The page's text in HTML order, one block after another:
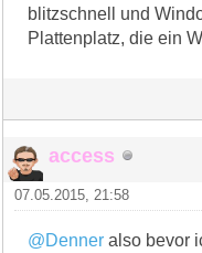
blitzschnell und
Plattenplatz, die ein
access
07.05.2015, 21:58
@Denner also bevor